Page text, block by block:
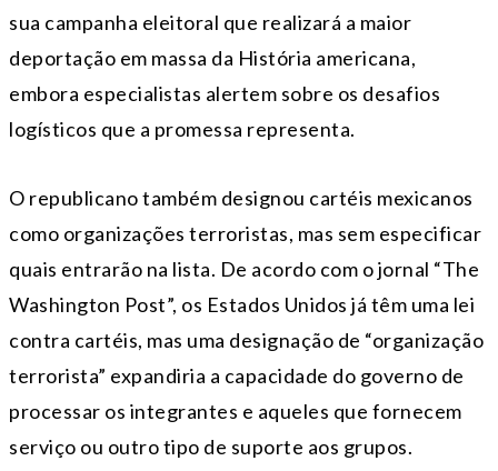
sua campanha eleitoral que realizará a maior
deportação em massa da História americana,
embora especialistas alertem sobre os desafios
logísticos que a promessa representa.
O republicano também designou cartéis mexicanos
como organizações terroristas, mas sem especificar
quais entrarão na lista. De acordo com o jornal “The
Washington Post”, os Estados Unidos já têm uma lei
contra cartéis, mas uma designação de “organização
terrorista” expandiria a capacidade do governo de
processar os integrantes e aqueles que fornecem
serviço ou outro tipo de suporte aos grupos.